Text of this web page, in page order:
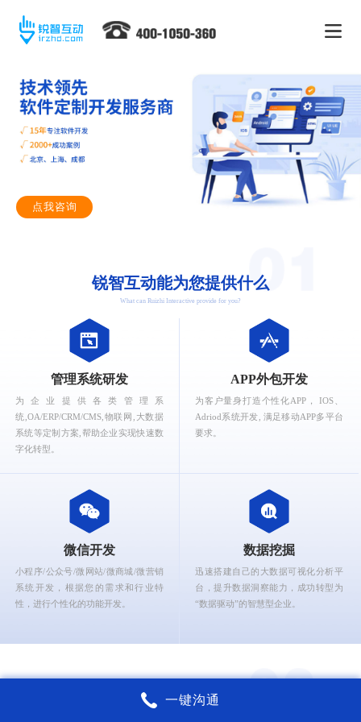
点我咨询
锐智互动能为您提供什么
What can Ruizhi Interactive provide for you?
管理系统研发
为企业提供各类管理系
统,OA/ERP/CRM/CMS,物联网,大数据
系统等定制方案,帮助企业实现快速数
字化转型。
APP外包开发
为客户量身打造个性化APP， IOS、
Adriod系统开发, 满足移动APP多平台
要求。
微信开发
小程序/公众号/微网站/微商城/微营销
系统开发，根据您的需求和行业特
性，进行个性化的功能开发。
数据挖掘
迅速搭建自己的大数据可视化分析平
台，提升数据洞察能力，成功转型为
“数据驱动”的智慧型企业。
锐智互动核心能力
一键沟通